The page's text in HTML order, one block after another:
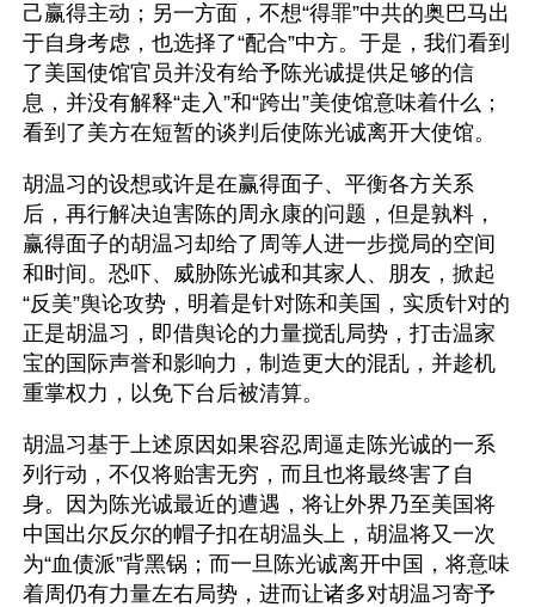
己赢得主动；另一方面，不想“得罪”中共的奥巴马出
于自身考虑，也选择了“配合”中方。于是，我们看到
了美国使馆官员并没有给予陈光诚提供足够的信
息，并没有解释“走入”和“跨出”美使馆意味着什么；
看到了美方在短暂的谈判后使陈光诚离开大使馆。
胡温习的设想或许是在赢得面子、平衡各方关系
后，再行解决迫害陈的周永康的问题，但是孰料，
赢得面子的胡温习却给了周等人进一步搅局的空间
和时间。恐吓、威胁陈光诚和其家人、朋友，掀起
“反美”舆论攻势，明着是针对陈和美国，实质针对的
正是胡温习，即借舆论的力量搅乱局势，打击温家
宝的国际声誉和影响力，制造更大的混乱，并趁机
重掌权力，以免下台后被清算。
胡温习基于上述原因如果容忍周逼走陈光诚的一系
列行动，不仅将贻害无穷，而且也将最终害了自
身。因为陈光诚最近的遭遇，将让外界乃至美国将
中国出尔反尔的帽子扣在胡温头上，胡温将又一次
为“血债派”背黑锅；而一旦陈光诚离开中国，将意味
着周仍有力量左右局势，进而让诸多对胡温习寄予